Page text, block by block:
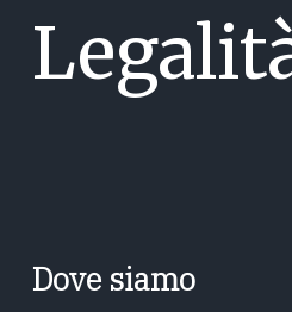
Dove siamo